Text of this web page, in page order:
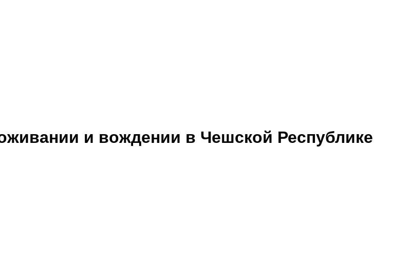
и вождении в Чешской Республике